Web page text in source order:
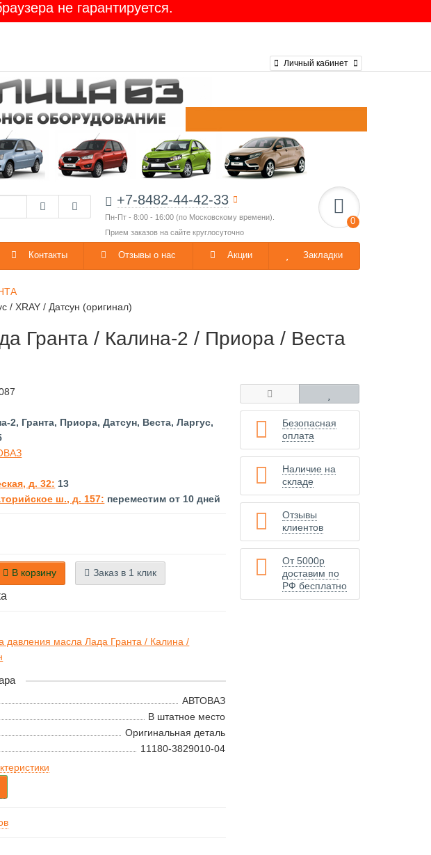
не гарантируется.
Личный кабинет
+7-8482-44-42-33
Пн-Пт - 8:00 - 16:00 (по Московскому времени).
Прием заказов на сайте круглосуточно
0
Контакты Отзывы о нас Акции Закладки
/ XRAY / Датсун (оригинал)
Гранта / Калина-2 / Приора / Веста
2, Гранта, Приора, Датсун, Веста, Ларгус,
д. 32: 13
ш., д. 157: переместим от 10 дней
В корзину Заказ в 1 клик
давления масла Лада Гранта / Калина /
АВТОВАЗ
В штатное место
Оригинальная деталь
11180-3829010-04
Безопасная
оплата
Наличие на
складе
Отзывы
клиентов
От 5000р
доставим по
РФ бесплатно